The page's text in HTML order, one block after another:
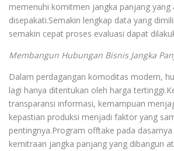
memenuhi komitmen jangka panjang yang
disepakati.Semakin lengkap data yang
semakin cepat proses evaluasi dapat
Membangun Hubungan Bisnis Jangka
Dalam perdagangan komoditas modern,
lagi hanya ditentukan oleh harga
transparansi informasi, kemampuan
kepastian produksi menjadi faktor yang
pentingnya.Program offtake pada
kemitraan jangka panjang yang dibangun